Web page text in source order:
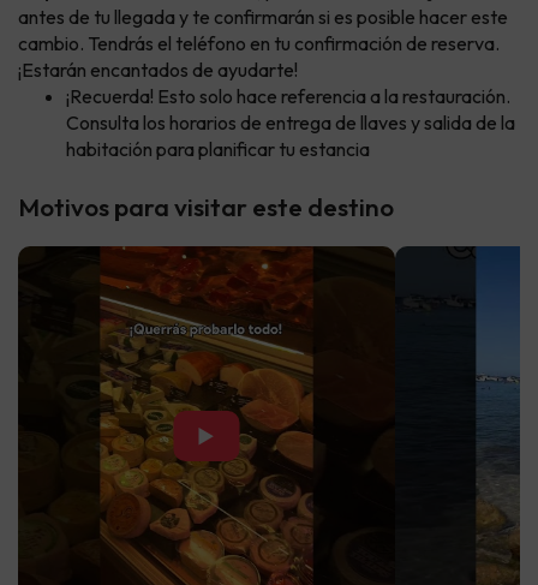
antes de tu llegada y te confirmarán si es posible hacer este
cambio. Tendrás el teléfono en tu confirmación de reserva.
¡Estarán encantados de ayudarte!
¡Recuerda! Esto solo hace referencia a la restauración.
Consulta los horarios de entrega de llaves y salida de la
habitación para planificar tu estancia
Motivos para visitar este destino
▶